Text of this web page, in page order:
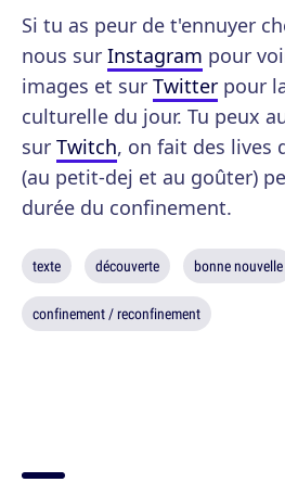
Si tu as peur de t'ennuyer
nous sur Instagram pour
images et sur Twitter pour
culturelle du jour. Tu peux
sur Twitch, on fait des lives
(au petit-dej et au goûter)
durée du confinement.
texte découverte bonne nouvelle
confinement / reconfinement